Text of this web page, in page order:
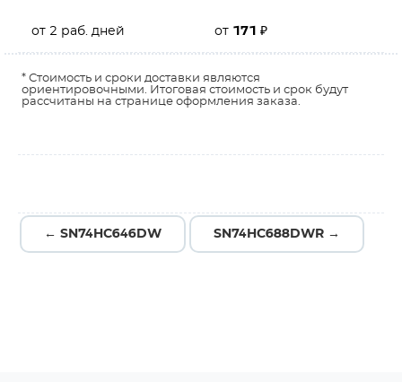
от 2 раб. дней от 171 ₽
* Стоимость и сроки доставки являются
ориентировочными. Итоговая стоимость и срок будут
рассчитаны на странице оформления заказа.
← SN74HC646DW SN74HC688DWR →